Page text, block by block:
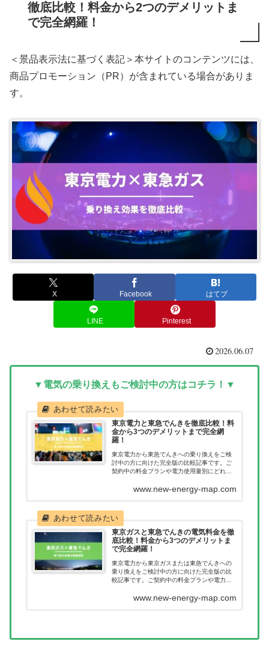
徹底比較！料金から2つのデメリットま
で完全網羅！
＜景品表示法に基づく表記＞本サイトのコンテンツには、
商品プロモーション（PR）が含まれている場合がありま
す。
X Facebook はてブ
LINE Pinterest
2026.06.07
▼電気の乗り換えもご検討中の方はコチラ！▼
東京電力と東急でんきを徹底比較！料
金から3つのデメリットまで完全網
羅！
東京電力から東急でんきへの乗り換えをご検
討中の方に向けた完全版の比較記事です。ご
契約中の料金プランや電力使用量別にどれだ
す。新電力へ乗り換えたあとに料金が高くな
www.new-energy-map.com
東京ガスと東急でんきの電気料金を徹
底比較！料金から3つのデメリットま
で完全網羅！
東京電力から東京ガスまたは東急でんきへの
乗り換えをご検討中の方に向けた完全版の比
較記事です。ご契約中の料金プランや電力使
確認いただけます。新電力へ乗り換えたあと
www.new-energy-map.com